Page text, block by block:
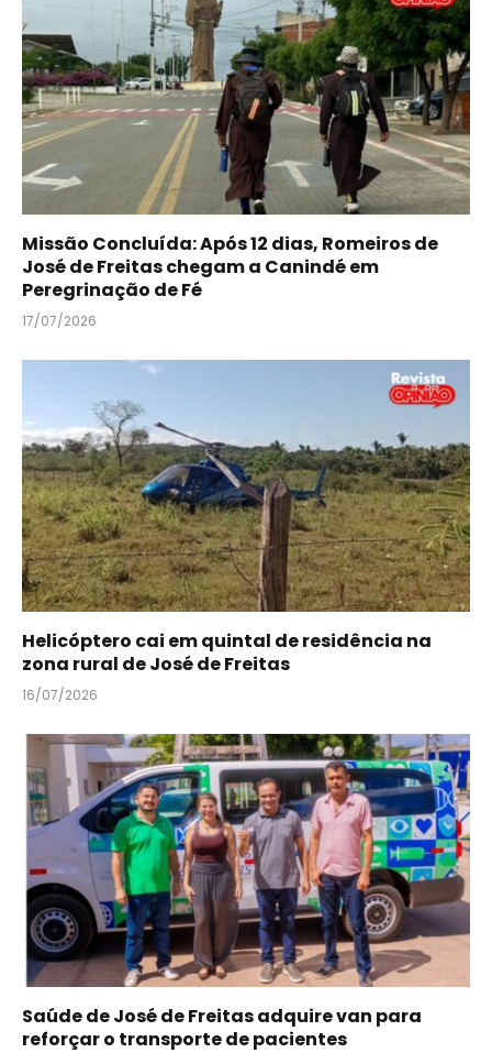
Missão Concluída: Após 12 dias, Romeiros de
José de Freitas chegam a Canindé em
Peregrinação de Fé
17/07/2026
Helicóptero cai em quintal de residência na
zona rural de José de Freitas
16/07/2026
Saúde de José de Freitas adquire van para
reforçar o transporte de pacientes